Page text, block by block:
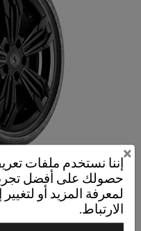
6
إننا نستخدم ملفات
حصولك على أفضل
لمعرفة المزيد أو
الارتباط.
×